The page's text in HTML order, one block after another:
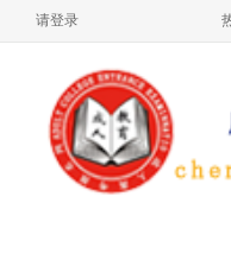
请登录